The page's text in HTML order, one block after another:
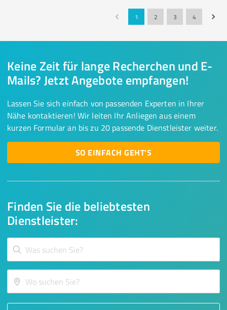
1 2 3 4
Finden Sie die beliebtesten
Dienstleister:
Keine Zeit für lange Recherchen und E-
Mails? Jetzt Angebote empfangen!
Lassen Sie sich einfach von passenden Experten in Ihrer
Nähe kontaktieren! Wir leiten Ihr Anliegen aus einem
kurzen Formular an bis zu 20 passende Dienstleister weiter.
SO EINFACH GEHT'S